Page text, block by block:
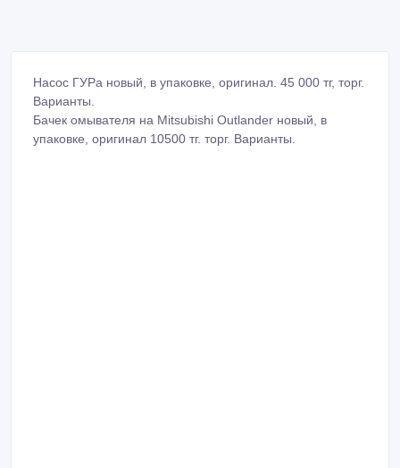
Насос ГУРа новый, в упаковке, оригинал. 45 000 тг, торг.
Варианты.
Бачек омывателя на Mitsubishi Outlander новый, в
упаковке, оригинал 10500 тг. торг. Варианты.